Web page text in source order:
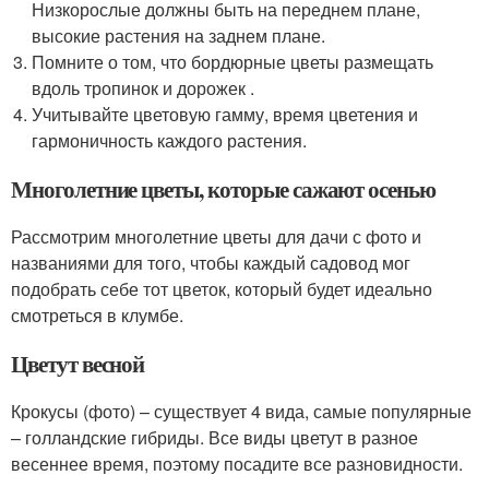
Низкорослые должны быть на переднем плане,
высокие растения на заднем плане.
Помните о том, что бордюрные цветы размещать
вдоль тропинок и дорожек .
Учитывайте цветовую гамму, время цветения и
гармоничность каждого растения.
Многолетние цветы, которые сажают осенью
Рассмотрим многолетние цветы для дачи с фото и
названиями для того, чтобы каждый садовод мог
подобрать себе тот цветок, который будет идеально
смотреться в клумбе.
Цветут весной
Крокусы (фото) – существует 4 вида, самые популярные
– голландские гибриды. Все виды цветут в разное
весеннее время, поэтому посадите все разновидности.